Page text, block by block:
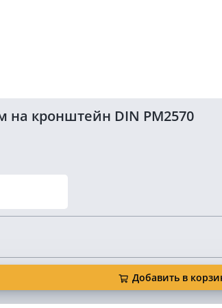
кронштейн DIN PM2570
Добавить в